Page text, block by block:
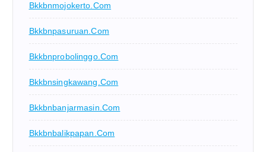
Bkkbnmojokerto.com
Bkkbnpasuruan.com
Bkkbnprobolinggo.com
Bkkbnsingkawang.com
Bkkbnbanjarmasin.com
Bkkbnbalikpapan.com